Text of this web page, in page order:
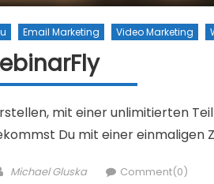
Email Marketing Video Marketing
mit einer unlimitierten
Du mit einer einmaligen
Author
Michael Gluska Comment(0)